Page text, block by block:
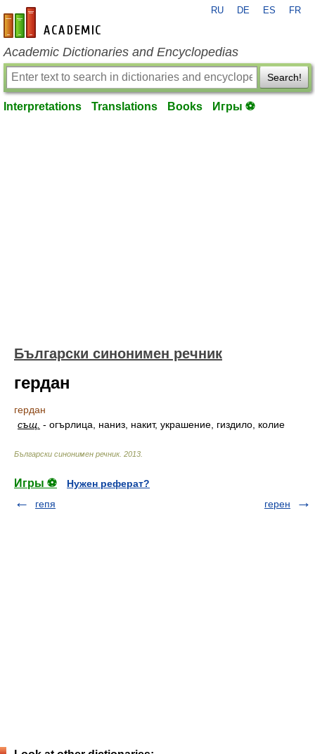
en-academic.com
RU DE ES FR
Academic Dictionaries and Encyclopedias
Search!
Interpretations Translations Books Игры ⚽
Български синонимен речник
гердан
гердан
същ. - огърлица, наниз, накит, украшение, гиздило, колие
Български синонимен речник. 2013
Игры ⚽
Нужен реферат?
гепя
герен